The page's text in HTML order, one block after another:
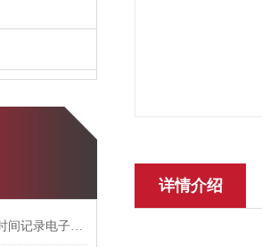
及时发现并解决设定时间记录电子秤的故障对其使用寿命很重要
详情介绍